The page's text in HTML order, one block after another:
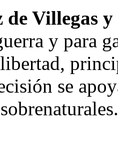
de Villegas
y para
se